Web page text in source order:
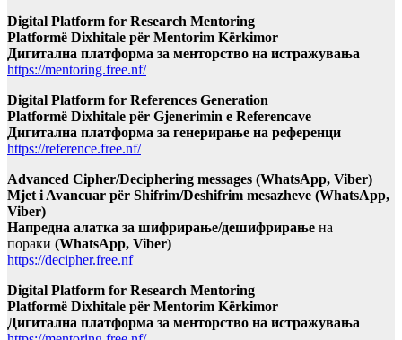
Digital Platform for Research Mentoring
Platformë Dixhitale për Mentorim Kërkimor
Дигитална платформа за менторство на истражувања
https://mentoring.free.nf/
Digital Platform for References Generation
Platformë Dixhitale për Gjenerimin e Referencave
Дигитална платформа за генерирање на референци
https://reference.free.nf/
Advanced Cipher/Deciphering messages (WhatsApp, Viber)
Mjet i Avancuar për Shifrim/Deshifrim mesazheve (WhatsApp,
Viber)
Напредна алатка за шифрирање/дешифрирање на
пораки (WhatsApp, Viber)
https://decipher.free.nf
Digital Platform for Research Mentoring
Platformë Dixhitale për Mentorim Kërkimor
Дигитална платформа за менторство на истражувања